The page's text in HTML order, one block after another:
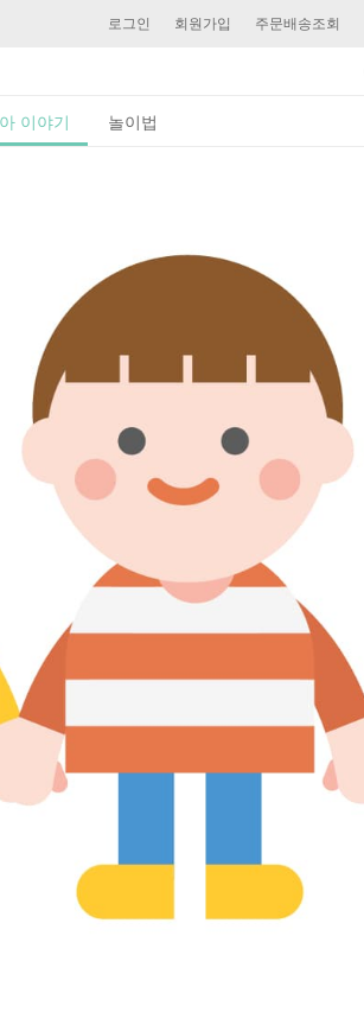
로그인 회원가입 주문배송조회
이야기 놀이법